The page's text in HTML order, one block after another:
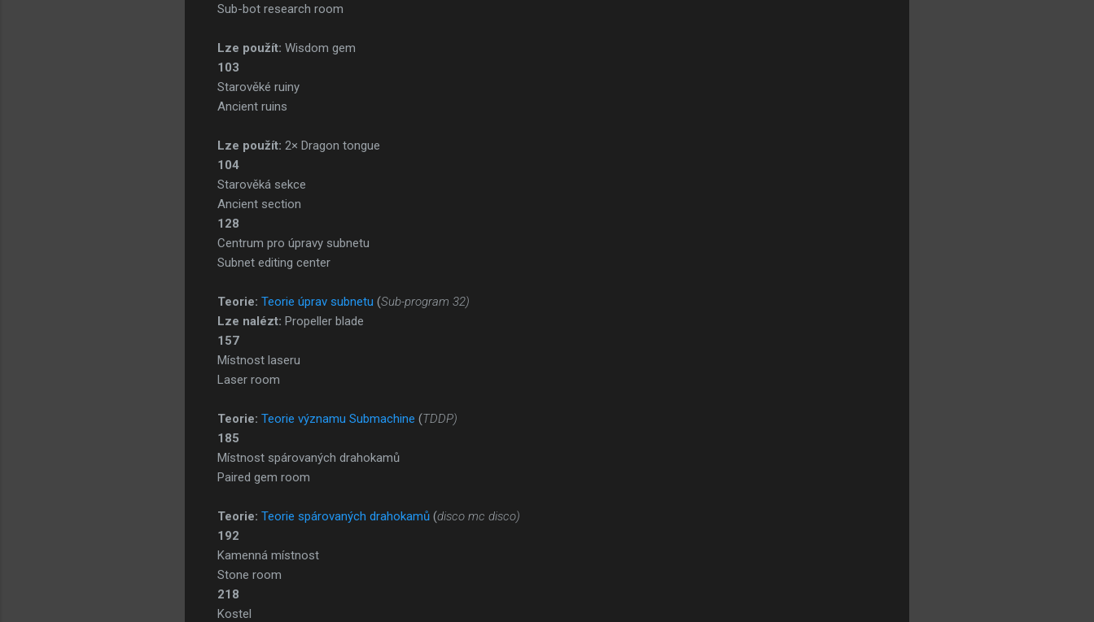
Sub-bot research room
Lze použít: Wisdom gem
103
Starověké ruiny
Ancient ruins
Lze použít: 2× Dragon tongue
104
Starověká sekce
Ancient section
128
Centrum pro úpravy subnetu
Subnet editing center
Teorie: Teorie úprav subnetu (Sub-program 32)
Lze nalézt: Propeller blade
157
Místnost laseru
Laser room
Teorie: Teorie významu Submachine (TDDP)
185
Místnost spárovaných drahokamů
Paired gem room
Teorie: Teorie spárovaných drahokamů (disco mc disco)
192
Kamenná místnost
Stone room
218
Kostel